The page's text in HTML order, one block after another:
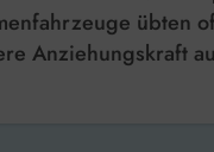
übten
Anziehungskraft